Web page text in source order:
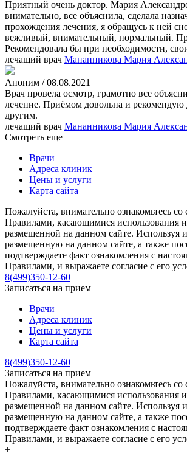
Приятный очень доктор. Мария
внимательно, все объяснила, сделала
прохождения лечения, я обращусь к ней
вежливый, внимательный, нормальный.
Рекомендовала бы при необходимости,
лечащий врач Мананникова Мария
Аноним / 08.08.2021
Врач провела осмотр, грамотно все
лечение. Приёмом довольна и рекомендую
другим.
лечащий врач Мананникова Мария
Смотреть еще
Врачи
Адреса клиник
Цены и услуги
Карта сайта
Пожалуйста, внимательно ознакомьтесь
Правилами, касающимися использования
размещенной на данном сайте. Используя
размещенную на данном сайте, а также
подтверждаете факт ознакомления с
Правилами, и выражаете согласие с его
8(499)350-12-60
Записаться на прием
Врачи
Адреса клиник
Цены и услуги
Карта сайта
8(499)350-12-60
Записаться на прием
Пожалуйста, внимательно ознакомьтесь
Правилами, касающимися использования
размещенной на данном сайте. Используя
размещенную на данном сайте, а также
подтверждаете факт ознакомления с
Правилами, и выражаете согласие с его
+